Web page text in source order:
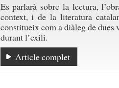
Es parlarà sobre la lectura,
context, i de la literatura
constitueix com a diàleg de dues
durant l’exili.
Article complet